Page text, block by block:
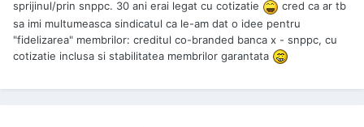
sprijinul/prin snppc. 30 ani erai legat cu cotizatie
cred ca ar tb
sa imi multumeasca sindicatul ca le-am dat o idee pentru
"fidelizarea" membrilor: creditul co-branded banca x - snppc, cu
cotizatie inclusa si stabilitatea membrilor garantata